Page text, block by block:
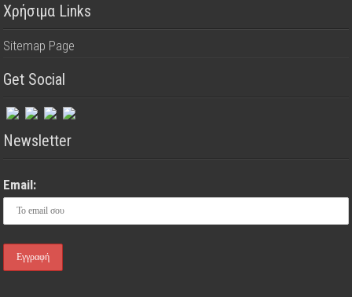
Χρήσιμα Links
Sitemap Page
Get Social
Newsletter
Email: